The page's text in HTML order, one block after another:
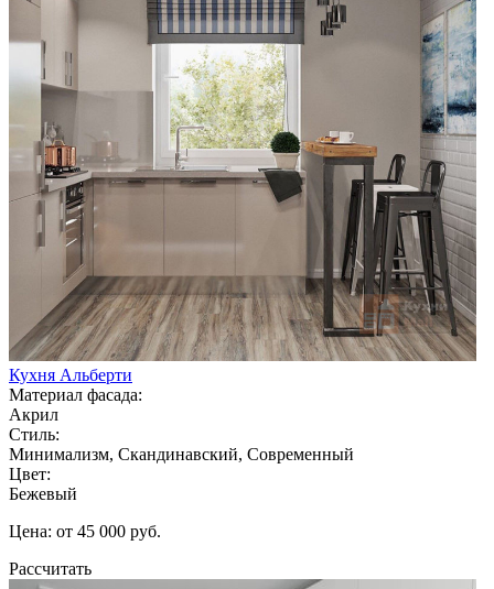
Кухня Альберти
Материал фасада:
Акрил
Стиль:
Минимализм, Скандинавский, Современный
Цвет:
Бежевый
Цена: от 45 000 руб.
Рассчитать